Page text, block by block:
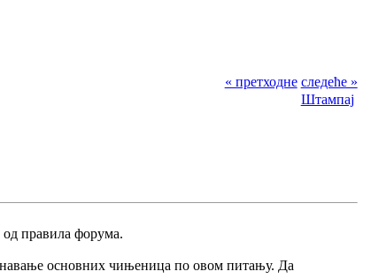
« претходне следеће »
Штампај
правила форума.
основних чињеница по овом питању. Да